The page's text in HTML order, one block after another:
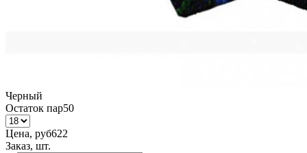
Черный
Остаток пар50
Цена, руб622
Заказ, шт.